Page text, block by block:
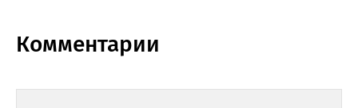
Комментарии